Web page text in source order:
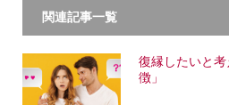
関連記事一覧
復縁したいと
徴」